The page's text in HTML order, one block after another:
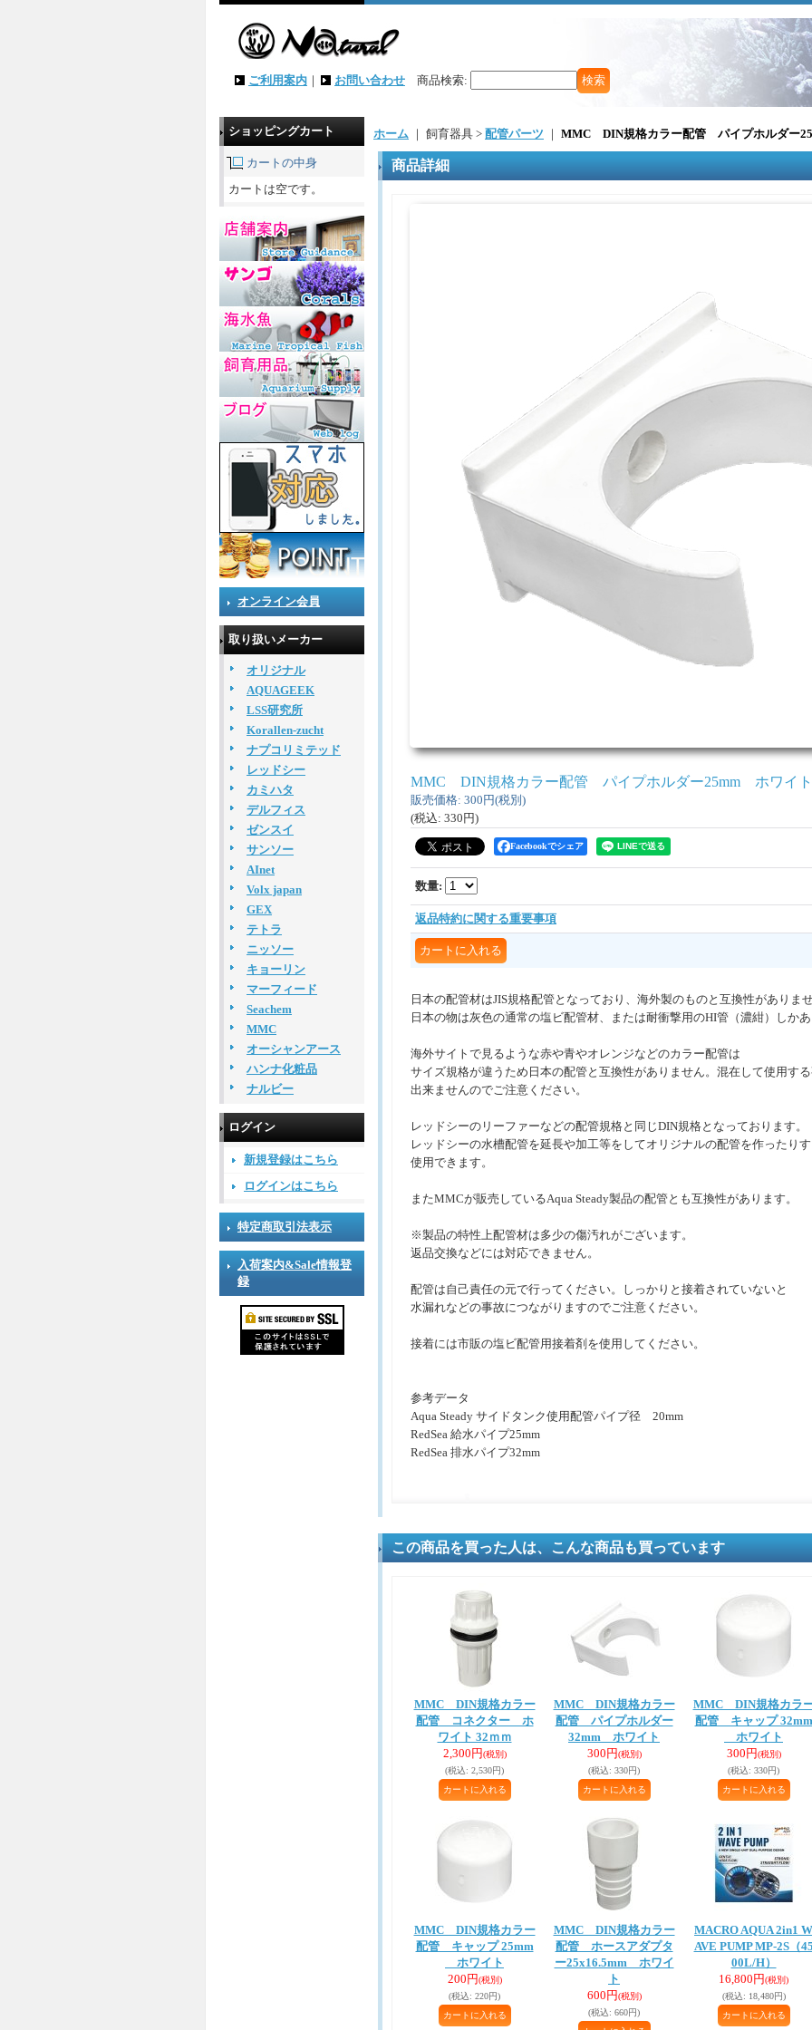
ご利用案内 ｜ お問い合わせ 商品検索:
ショッピングカート
カートの中身
カートは空です。
オンライン会員
取り扱いメーカー
オリジナル
AQUAGEEK
LSS研究所
Korallen-zucht
ナプコリミテッド
レッドシー
カミハタ
デルフィス
ゼンスイ
サンソー
AInet
Volx japan
GEX
テトラ
ニッソー
キョーリン
マーフィード
Seachem
MMC
オーシャンアース
ハンナ化粧品
ナルビー
ログイン
新規登録はこちら
ログインはこちら
特定商取引法表示
入荷案内&Sale情報登
録
ホーム ｜ 飼育器具 > 配管パーツ ｜ MMC DIN規格カラー配管 パイプホルダー
商品詳細
MMC DIN規格カラー配管 パイプホルダー25mm ホワイト
販売価格: 300円(税別)
(税込: 330円)
Facebookでシェア
数量:
返品特約に関する重要事項
日本の配管材はJIS規格配管となっており、海外製のものと互換性がありま
日本の物は灰色の通常の塩ビ配管材、または耐衝撃用のHI管（濃紺）しか
海外サイトで見るような赤や青やオレンジなどのカラー配管は
サイズ規格が違うため日本の配管と互換性がありません。混在して使用す
出来ませんのでご注意ください。
レッドシーのリーファーなどの配管規格と同じDIN規格となっております。
レッドシーの水槽配管を延長や加工等をしてオリジナルの配管を作ったり
使用できます。
またMMCが販売しているAqua Steady製品の配管とも互換性があります。
※製品の特性上配管材は多少の傷汚れがございます。
返品交換などには対応できません。
配管は自己責任の元で行ってください。しっかりと接着されていないと
水漏れなどの事故につながりますのでご注意ください。
接着には市販の塩ビ配管用接着剤を使用してください。
参考データ
Aqua Steady サイドタンク使用配管パイプ径 20mm
RedSea 給水パイプ25mm
RedSea 排水パイプ32mm
この商品を買った人は、こんな商品も買っています
MMC DIN規格カラー
配管 コネクター ホ
ワイト 32ｍｍ
2,300円(税別)
(税込: 2,530円)
MMC DIN規格カラー
配管 パイプホルダー
32mm ホワイト
300円(税別)
(税込: 330円)
MMC DIN規格カラ
配管 キャップ 32mm
ホワイト
300円(税別)
(税込: 330円)
MMC DIN規格カラー
配管 キャップ 25mm
ホワイト
200円(税別)
(税込: 220円)
MMC DIN規格カラー
配管 ホースアダプタ
ー25x16.5mm ホワイ
ト
600円(税別)
(税込: 660円)
MACRO AQUA 2in1 W
AVE PUMP MP-2S（
00L/H）
16,800円(税別)
(税込: 18,480円)